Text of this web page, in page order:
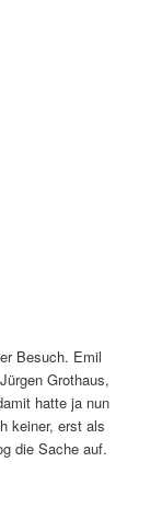
Besuch. Emil
Grothaus,
hatte ja nun
keiner, erst als
die Sache auf.